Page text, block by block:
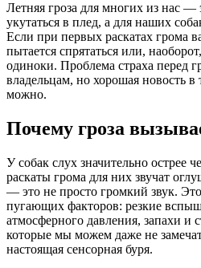
Летняя гроза для многих из нас —
укутаться в плед, а для наших
Если при первых раскатах грома
пытается спрятаться или,
одиноки. Проблема страха перед
владельцам, но хорошая новость в
можно.
Почему гроза
У собак слух значительно острее
раскаты грома для них звучат
— это не просто громкий звук.
пугающих факторов: резкие
атмосферного давления, запахи и
которые мы можем даже не
настоящая сенсорная буря.